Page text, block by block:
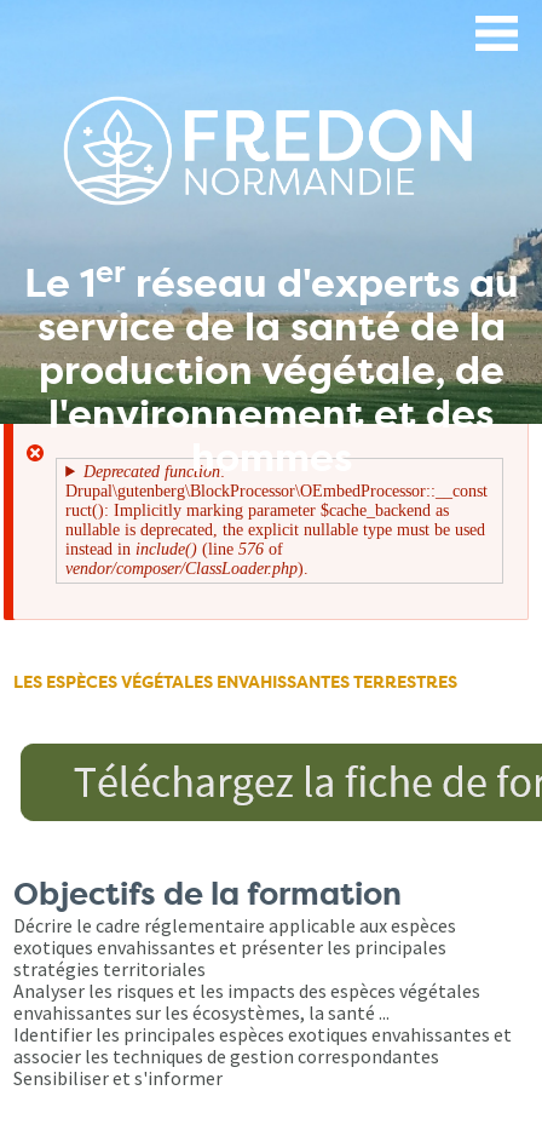
Le 1erréseau d'experts au
service de la santé de la
production végétale, de
l'environnement et des
hommes
Message
d'erreur
Deprecated function:
Drupal\gutenberg\BlockProcessor\OEmbedProcessor::__const
ruct(): Implicitly marking parameter $cache_backend as
nullable is deprecated, the explicit nullable type must be used
instead in include() (line576 of
vendor/composer/ClassLoader.php).
LES ESPÈCES VÉGÉTALES ENVAHISSANTES TERRESTRES
Objectifs de la formation
Décrire le cadre réglementaire applicable aux espèces
exotiques envahissantes et présenter les principales
stratégies territoriales
Analyser les risques et les impacts des espèces végétales
envahissantes sur les écosystèmes, la santé ...
Identifier les principales espèces exotiques envahissantes et
associer les techniques de gestion correspondantes
Sensibiliser et s'informer